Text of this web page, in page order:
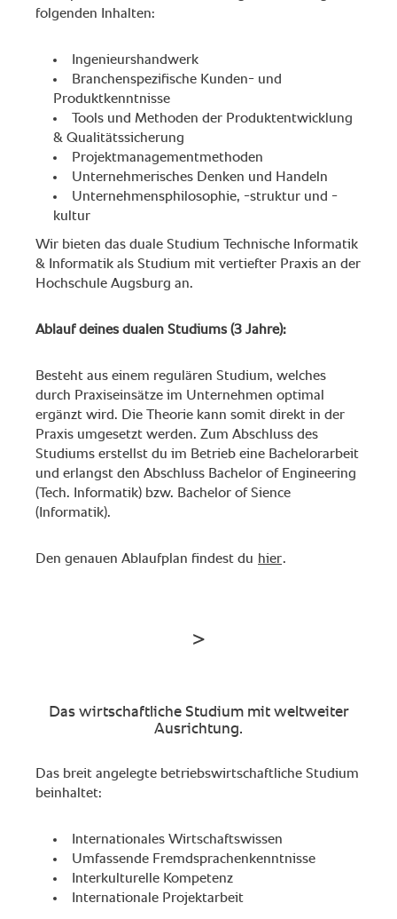
folgenden Inhalten:
Ingenieurshandwerk
Branchenspezifische Kunden- und
Produktkenntnisse
Tools und Methoden der Produktentwicklung
& Qualitätssicherung
Projektmanagementmethoden
Unternehmerisches Denken und Handeln
Unternehmensphilosophie, -struktur und -
kultur
Wir bieten das duale Studium Technische Informatik
& Informatik als Studium mit vertiefter Praxis an der
Hochschule Augsburg an.
Ablauf deines dualen Studiums (3 Jahre):
Besteht aus einem regulären Studium, welches
durch Praxiseinsätze im Unternehmen optimal
ergänzt wird. Die Theorie kann somit direkt in der
Praxis umgesetzt werden. Zum Abschluss des
Studiums erstellst du im Betrieb eine Bachelorarbeit
und erlangst den Abschluss Bachelor of Engineering
(Tech. Informatik) bzw. Bachelor of Sience
(Informatik).
Den genauen Ablaufplan findest du hier.
Das wirtschaftliche Studium mit weltweiter
Ausrichtung.
Das breit angelegte betriebswirtschaftliche Studium
beinhaltet:
Internationales Wirtschaftswissen
Umfassende Fremdsprachenkenntnisse
Interkulturelle Kompetenz
Internationale Projektarbeit